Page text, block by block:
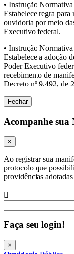
• Instrução
Estabelece regra
ouvidoria por meio
Executivo federal.
• Instrução
Estabelece a adoção
Poder Executivo
recebimento de
Decreto nº 9.492, de
Fechar
Acompanhe sua
×
Ao registrar sua
protocolo que
providências
Faça seu login!
×